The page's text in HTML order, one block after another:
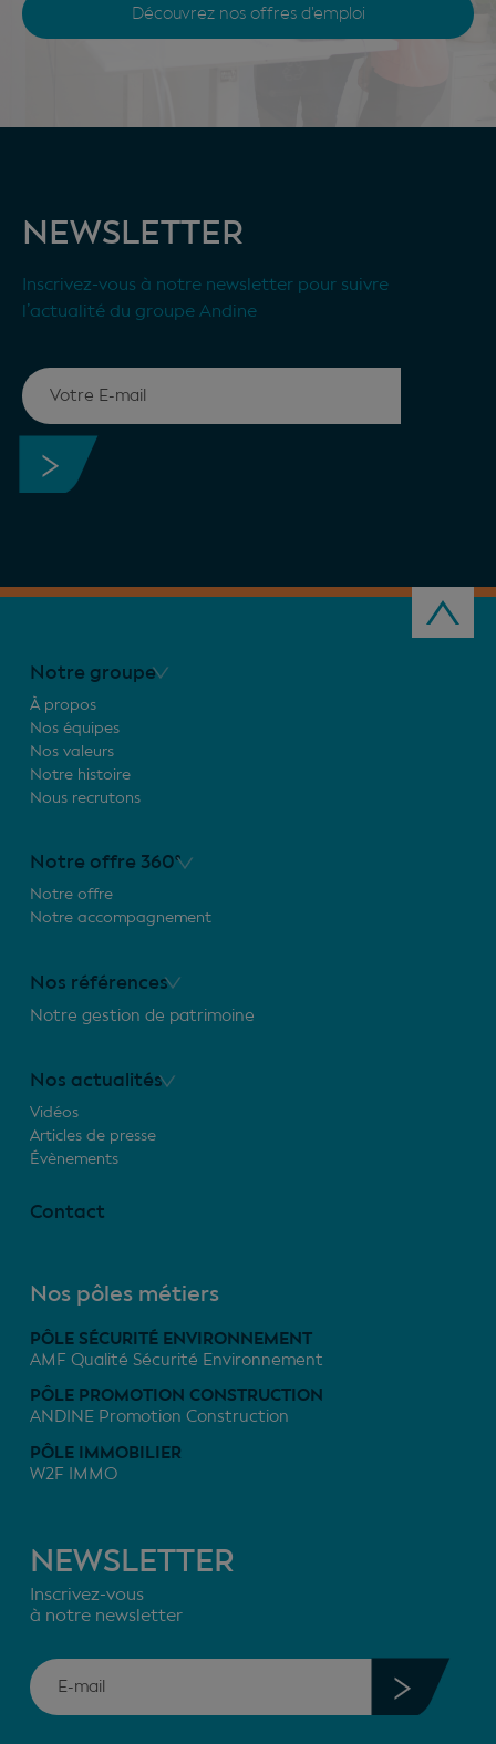
Découvrez nos offres d'emploi
NEWSLETTER
Inscrivez-vous à notre newsletter pour suivre
l’actualité du groupe Andine
Notre groupe
À propos
Nos équipes
Nos valeurs
Notre histoire
Nous recrutons
Notre offre 360°
Notre offre
Notre accompagnement
Nos références
Notre gestion de patrimoine
Nos actualités
Vidéos
Articles de presse
Évènements
Contact
Nos pôles métiers
PÔLE SÉCURITÉ ENVIRONNEMENT
AMF Qualité Sécurité Environnement
PÔLE PROMOTION CONSTRUCTION
ANDINE Promotion Construction
PÔLE IMMOBILIER
W2F IMMO
NEWSLETTER
Inscrivez-vous
à notre newsletter